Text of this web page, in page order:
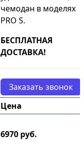
чемодан в моделях
PRO S.
БЕСПЛАТНАЯ
ДОСТАВКА!
Заказать звонок
Цена
6970 руб.